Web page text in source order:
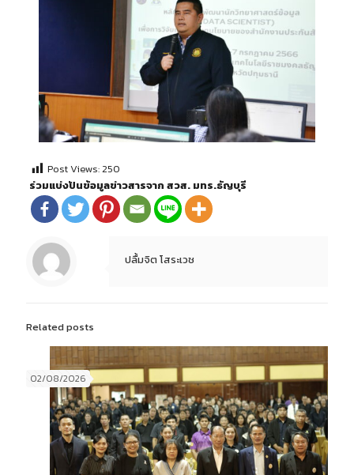
Post Views:250
ร่วมแบ่งปันข้อมูลข่าวสารจาก สวส. มทร.ธัญบุรี
ปลื้มจิต โสระเวช
Related posts
02/08/2026